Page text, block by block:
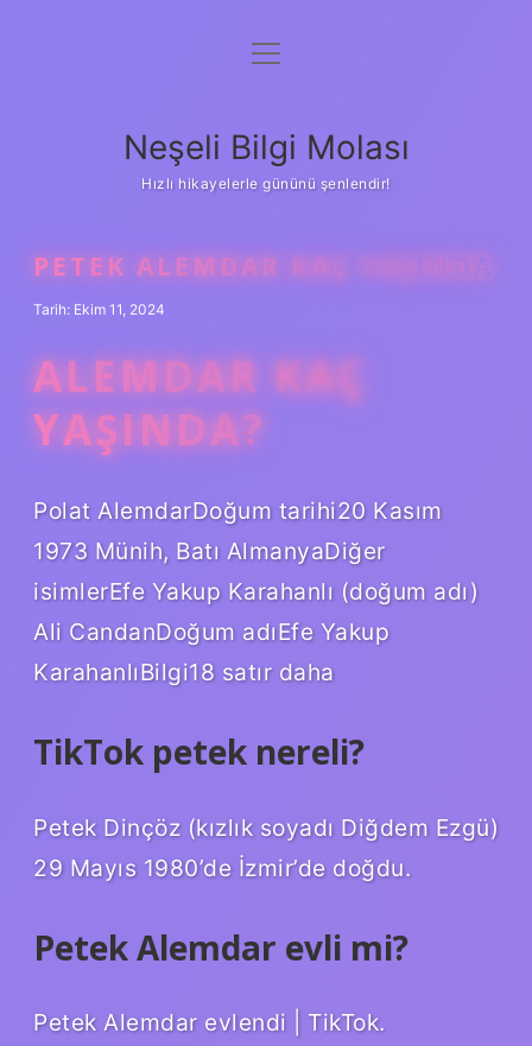
Anasayfa
Yasal Uyarı
menüyü
Neşeli Bilgi Molası
Hızlı hikayelerle gününü şenlendir!
PETEK ALEMDAR KAÇ YAŞINDA
Tarih: Ekim 11, 2024
ALEMDAR KAÇ
YAŞINDA?
Polat AlemdarDoğum tarihi20 Kasım
1973 Münih, Batı AlmanyaDiğer
isimlerEfe Yakup Karahanlı (doğum adı)
Ali CandanDoğum adıEfe Yakup
KarahanlıBilgi18 satır daha
TikTok petek nereli?
Petek Dinçöz (kızlık soyadı Diğdem Ezgü)
29 Mayıs 1980’de İzmir’de doğdu.
Petek Alemdar evli mi?
Petek Alemdar evlendi | TikTok.